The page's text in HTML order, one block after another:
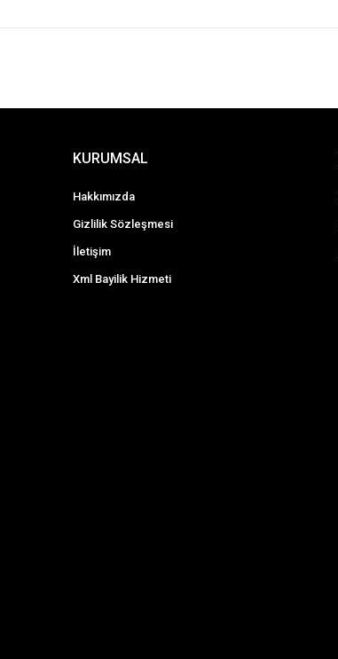
KURUMSAL
Hakkımızda
Gizlilik Sözleşmesi
İletişim
Xml Bayilik Hizmeti